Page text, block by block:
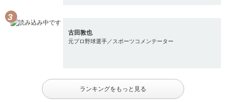
古田敦也
元プロ野球選手／スポーツコメンテーター
ランキングをもっと見る